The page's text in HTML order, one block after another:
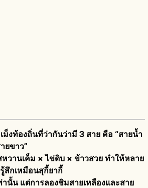
ม็งท้องถิ่นที่ว่ากันว่ามี 3 สาย คือ “สายน้ำ
ยขาว”
วานเค็ม × ไข่ดิบ × ข้าวสวย ทำให้หลาย
สึกเหมือนสุกี้ยากี้
นั้น แต่การลองชิมสายเหลืองและสาย